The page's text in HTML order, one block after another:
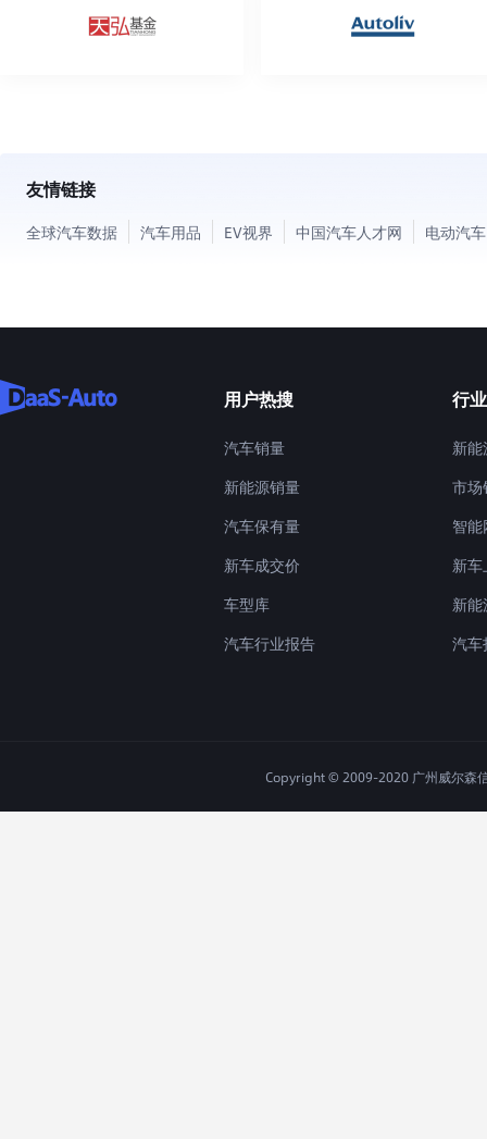
友情链接
全球汽车数据 汽车用品 EV视界 中国汽车人才网 电动汽
用户热搜
汽车销量
新能源销量
汽车保有量
新车成交价
车型库
汽车行业报告
行
新
市
智
新
新
汽
Copyright © 2009-2020 广州威尔森